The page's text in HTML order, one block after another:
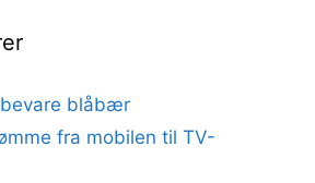
blåbær
fra mobilen til TV-